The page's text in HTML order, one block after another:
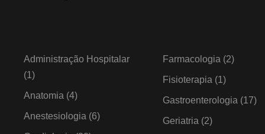
Administração Hospitalar
(1)
Anatomia (4)
Anestesiologia (6)
Farmacologia (2)
Fisioterapia (1)
Gastroenterologia (17)
Geriatria (2)